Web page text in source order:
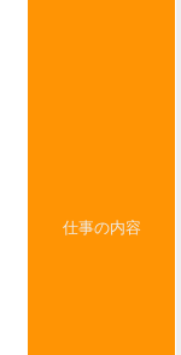
仕事の内容